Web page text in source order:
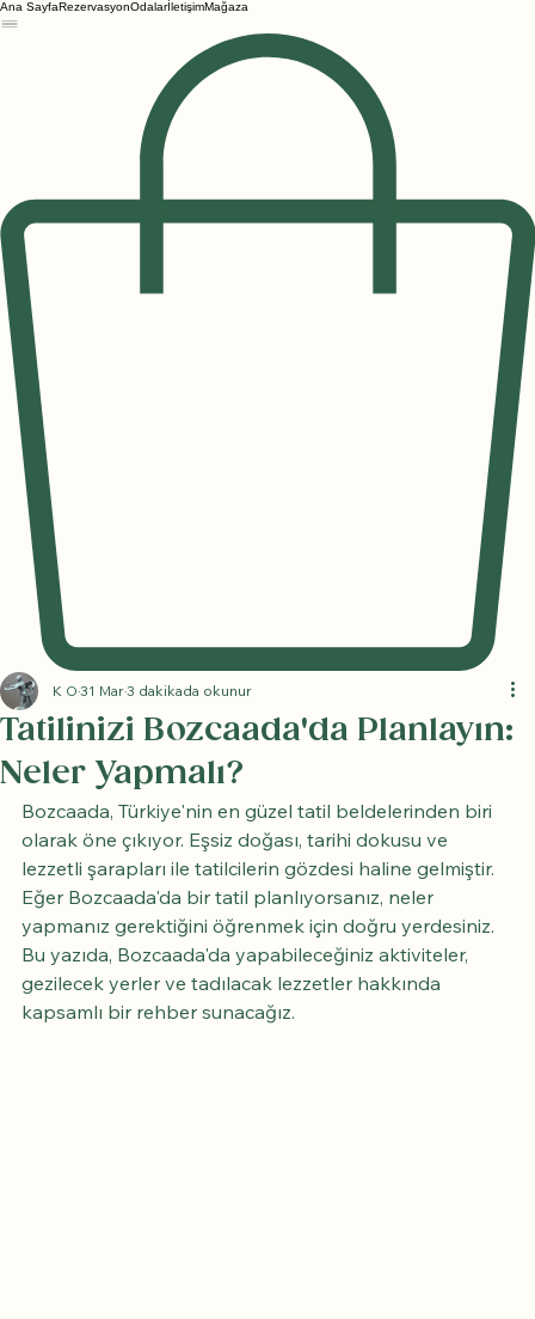
Ana SayfaRezervasyonOdalarİletişimMağaza
Tatilinizi Bozcaada'da Planlayın:
Neler Yapmalı?
K O 31 Mar3 dakikada okunur
Bozcaada, Türkiye'nin en güzel tatil beldelerinden biri
olarak öne çıkıyor. Eşsiz doğası, tarihi dokusu ve
lezzetli şarapları ile tatilcilerin gözdesi haline gelmiştir.
Eğer Bozcaada'da bir tatil planlıyorsanız, neler
yapmanız gerektiğini öğrenmek için doğru yerdesiniz.
Bu yazıda, Bozcaada'da yapabileceğiniz aktiviteler,
gezilecek yerler ve tadılacak lezzetler hakkında
kapsamlı bir rehber sunacağız.